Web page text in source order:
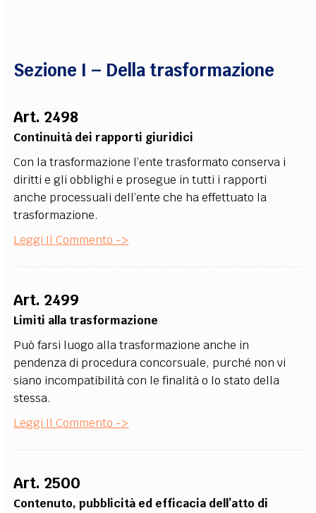
SOCIAL MEDIA
Sezione I – Della trasformazione
Art. 2498
Continuità dei rapporti giuridici
Con la trasformazione l’ente trasformato conserva i
diritti e gli obblighi e prosegue in tutti i rapporti
anche processuali dell’ente che ha effettuato la
trasformazione.
Leggi Il Commento ->
Art. 2499
Limiti alla trasformazione
Può farsi luogo alla trasformazione anche in
pendenza di procedura concorsuale, purché non vi
siano incompatibilità con le finalità o lo stato della
stessa.
Leggi Il Commento ->
Art. 2500
Contenuto, pubblicità ed efficacia dell’atto di